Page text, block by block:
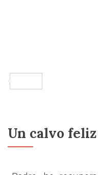
Un calvo feliz